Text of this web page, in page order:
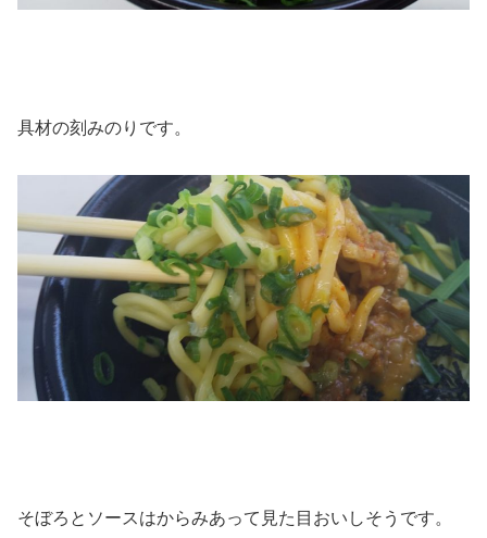
具材の刻みのりです。
そぼろとソースはからみあって見た目おいしそうです。